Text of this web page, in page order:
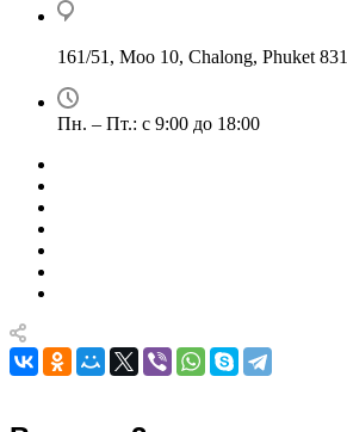
161/51, Moo 10, Chalong, Phuket
Пн. – Пт.: с 9:00 до 18:00